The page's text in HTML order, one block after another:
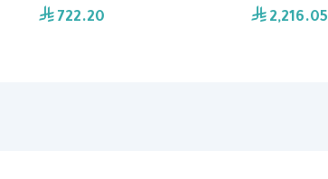
722.20 2,216.05